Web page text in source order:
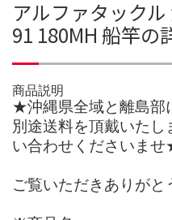
アルファタック
91 180MH 船竿の
商品説明
★沖縄県全域と離島部
別途送料を頂戴いた
い合わせくださいま
ご覧いただきありがと